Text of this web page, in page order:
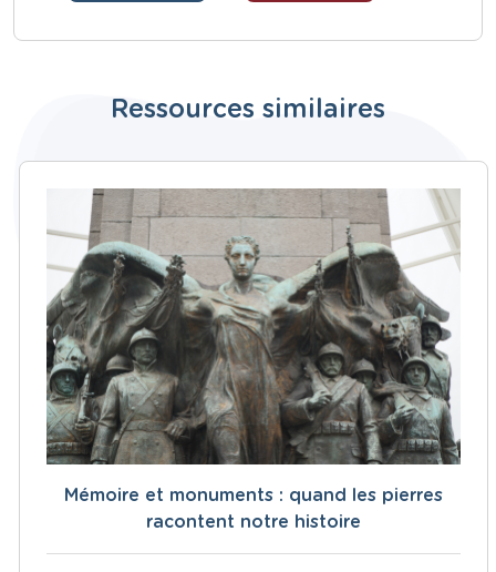
Ressources similaires
Mémoire et monuments : quand les pierres
racontent notre histoire